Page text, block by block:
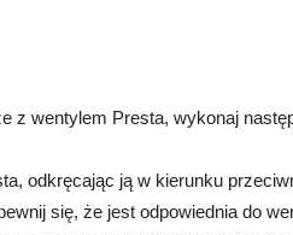
z wentylem Presta, wykonaj
odkręcając ją w kierunku
się, że jest odpowiednia do